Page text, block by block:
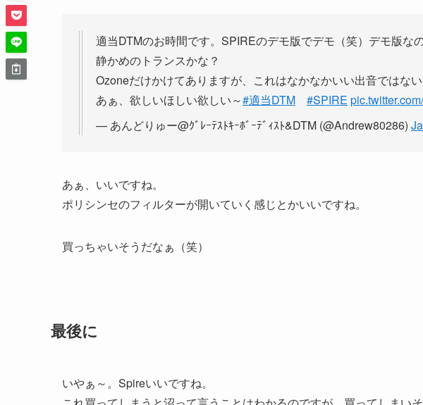
適当DTMのお時間です。SPIREのデモ版でデモ（笑）デモ版な
静かめのトランスかな？
Ozoneだけかけてありますが、これはなかなかいい出音ではな
あぁ、欲しいほしい欲しい～#適当DTM #SPIRE
— あんどりゅー@ｸﾞﾚｰﾃｽﾄｷｰﾎﾞｰﾃﾞｨｽﾄ&DTM (@Andrew80286)
あぁ、いいですね。
ポリシンセのフィルターが開いていく感じとかいいですね。
買っちゃいそうだなぁ（笑）
最後に
いやぁ～。Spireいいですね。